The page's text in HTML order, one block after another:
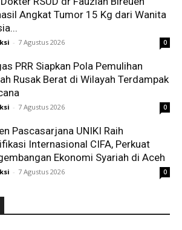
Angkat Tumor 15 Kg dari Wanita
- 7 Agustus 2026 0
PRR Siapkan Pola Pemulihan
Rusak Berat di Wilayah Terdampak
- 7 Agustus 2026 0
Pascasarjana UNIKI Raih
Internasional CIFA, Perkuat
Ekonomi Syariah di Aceh
- 7 Agustus 2026 0